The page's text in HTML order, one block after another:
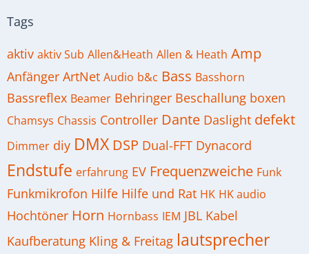
Tags
aktiv aktiv Sub Allen&Heath Allen & Heath Amp
Anfänger ArtNet Audio b&c Bass Basshorn
Bassreflex Beamer Behringer Beschallung boxen
Chamsys Chassis Controller Dante Daslight defekt
Dimmer diy DMX DSP Dual-FFT Dynacord
Endstufe erfahrung EV Frequenzweiche Funk
Funkmikrofon Hilfe Hilfe und Rat HK HK audio
Hochtöner Horn Hornbass IEM JBL Kabel
Kaufberatung Kling & Freitag lautsprecher